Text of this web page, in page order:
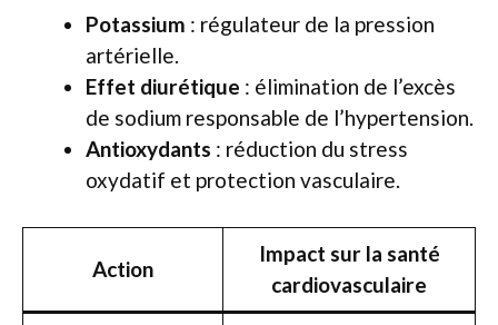
Potassium : régulateur de la pression
artérielle.
Effet diurétique : élimination de l’excès
de sodium responsable de l’hypertension.
Antioxydants : réduction du stress
oxydatif et protection vasculaire.
Action
Impact sur la santé
cardiovasculaire